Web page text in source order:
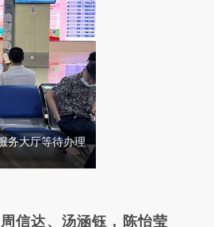
务大厅等待办理
新文章
信达、汤涵钰，陈怡莹